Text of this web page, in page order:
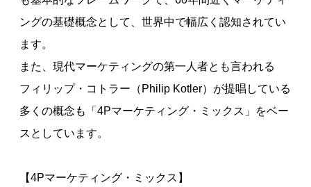
ングの基礎概念として、世界中で幅広く認知されてい
ます。
また、現代マーケティングの第一人者とも言われる
フィリップ・コトラー（Philip Kotler）が提唱している
多くの概念も「4Pマーケティング・ミックス」をベー
スとしています。
【4Pマーケティング・ミックス】